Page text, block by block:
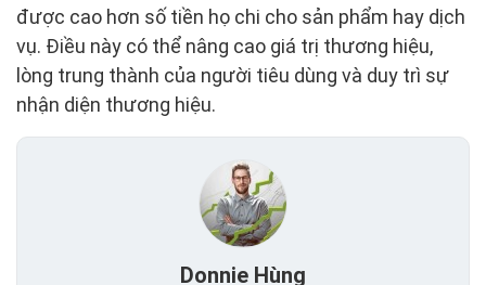
được cao hơn số tiền họ chi cho sản phẩm hay dịch
vụ. Điều này có thể nâng cao giá trị thương hiệu,
lòng trung thành của người tiêu dùng và duy trì sự
nhận diện thương hiệu.
Donnie Hùng